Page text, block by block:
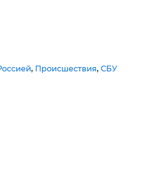
, Происшествия, СБУ